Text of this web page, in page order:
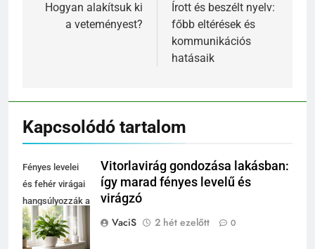
navigáció
Hogyan alakítsuk ki
a veteményest?
Írott és beszélt nyelv:
főbb eltérések és
kommunikációs
hatásaik
Kapcsolódó tartalom
Fényes levelei
és fehér virágai
hangsúlyozzák a
lakás elegáns
megjelenését.
Vitorlavirág gondozása lakásban:
így marad fényes levelű és
virágzó
VaciS
2 hét ezelőtt 0